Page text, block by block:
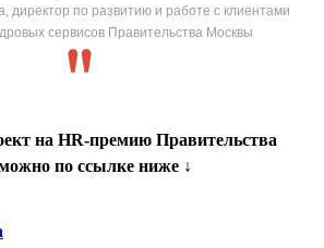
директор по развитию и работе с клиентами
сервисов Правительства Москвы
на HR-премию Правительства
по ссылке ниже ↓